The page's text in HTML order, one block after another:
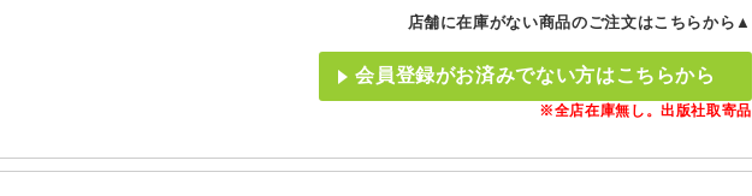
店舗に在庫がない商品のご注文はこちらから▲
会員登録がお済みでない方はこちらから
※全店在庫無し。出版社取寄品